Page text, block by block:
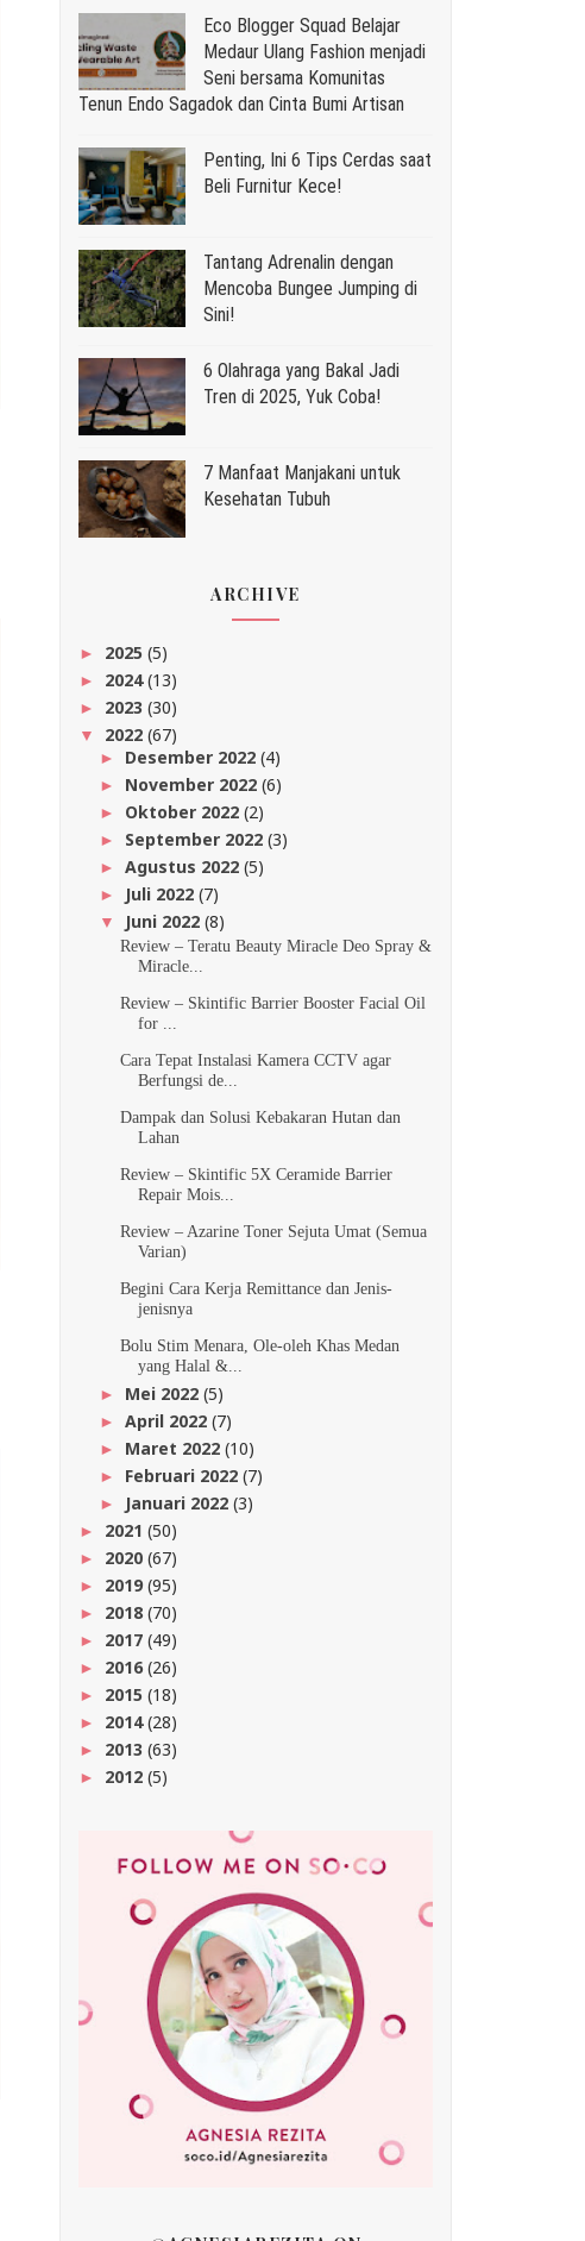
Eco Blogger Squad Belajar
Medaur Ulang Fashion menjadi
Seni bersama Komunitas
Tenun Endo Sagadok dan Cinta Bumi Artisan
Penting, Ini 6 Tips Cerdas saat
Beli Furnitur Kece!
Tantang Adrenalin dengan
Mencoba Bungee Jumping di
Sini!
6 Olahraga yang Bakal Jadi
Tren di 2025, Yuk Coba!
7 Manfaat Manjakani untuk
Kesehatan Tubuh
ARCHIVE
► 2025 (5)
► 2024(13)
► 2023 (30)
▼ 2022 (67)
► Desember 2022 (4)
► November 2022 (6)
► Oktober 2022 (2)
► September 2022 (3)
► Agustus 2022 (5)
► Juli 2022 (7)
▼ Juni 2022 (8)
Review – Teratu Beauty Miracle Deo Spray &
Miracle...
Review – Skintific Barrier Booster Facial Oil
for ...
Cara Tepat Instalasi Kamera CCTV agar
Berfungsi de...
Dampak dan Solusi Kebakaran Hutan dan
Lahan
Review – Skintific 5X Ceramide Barrier
Repair Mois...
Review – Azarine Toner Sejuta Umat (Semua
Varian)
Begini Cara Kerja Remittance dan Jenis-
jenisnya
Bolu Stim Menara, Ole-oleh Khas Medan
yang Halal &...
► Mei 2022 (5)
► April 2022 (7)
► Maret 2022 (10)
► Februari 2022 (7)
► Januari 2022 (3)
► 2021 (50)
► 2020 (67)
► 2019(95)
► 2018 (70)
► 2017 (49)
► 2016(26)
► 2015 (18)
► 2014(28)
► 2013 (63)
► 2012 (5)